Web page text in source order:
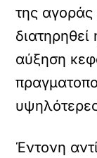
της αγοράς
αύξηση
Έντονη